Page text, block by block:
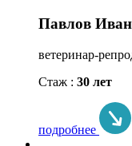
Павлов
ветеринар-
Стаж : 30 лет
подробнее